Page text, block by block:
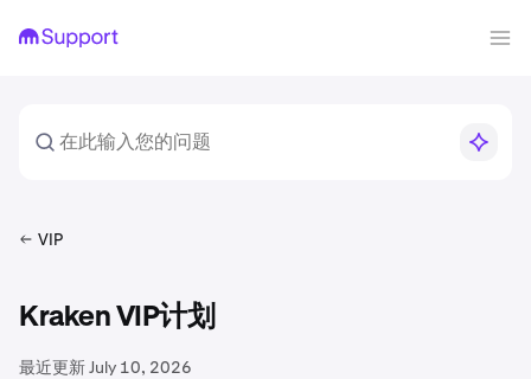
VIP
Kraken VIP计划
最近更新July 10, 2026